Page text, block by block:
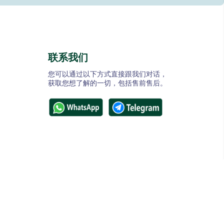
联系我们
您可以通过以下方式直接跟我们对话，
获取您想了解的一切，包括售前售后。